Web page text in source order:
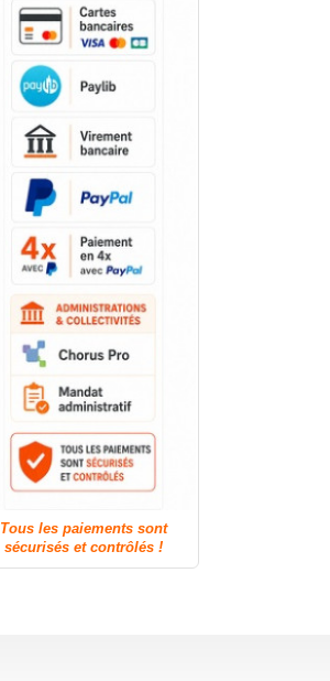
Tous les paiements sont
sécurisés et contrôlés !